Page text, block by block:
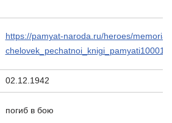
https://pamyat-naroda.ru/heroes/memorial-
02.12.1942
погиб в бою